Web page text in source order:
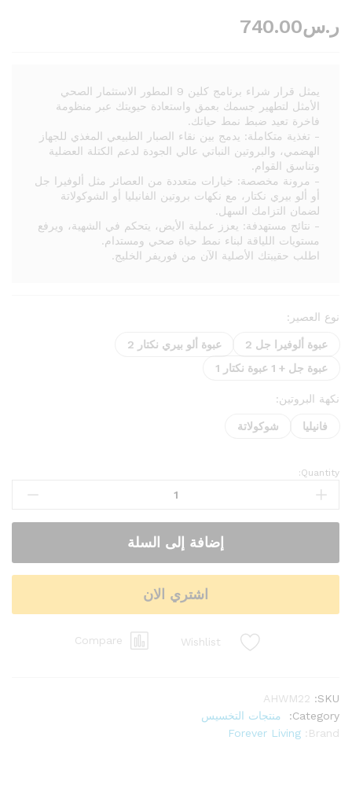
ر.س740.00
يمثل قرار شراء برنامج كلين 9 المطور الاستثمار الصحي
الأمثل لتطهير جسمك بعمق واستعادة حيويتك عبر منظومة
فاخرة تعيد ضبط نمط حياتك.
- تغذية متكاملة: يدمج بين نقاء الصبار الطبيعي المغذي للجهاز
الهضمي، والبروتين النباتي عالي الجودة لدعم الكتلة العضلية
وتناسق القوام.
- مرونة مخصصة: خيارات متعددة من العصائر مثل ألوفيرا جل
أو ألو بيري نكتار، مع نكهات بروتين الفانيليا أو الشوكولاتة
لضمان التزامك السهل.
- نتائج مستهدفة: يعزز عملية الأيض، يتحكم في الشهية، ويرفع
مستويات اللياقة لبناء نمط حياة صحي ومستدام.
اطلب حقيبتك الأصلية الآن من فوريفر الخليج.
نوع العصير:
عبوة ألوفيرا جل 2
عبوة ألو بيري نكتار 2
عبوة جل + 1 عبوة نكتار 1
نكهة البروتين:
فانيليا شوكولاتة
Quantity:
إضافة إلى السلة
اشتري الان
Wishlist
Compare
SKU:
AHWM22
Category:
منتجات التخسيس
Brand:
Forever Living